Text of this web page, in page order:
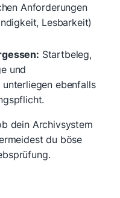
Anforderungen
Lesbarkeit)
Startbeleg,
und
ebenfalls
dein Archivsystem
du böse